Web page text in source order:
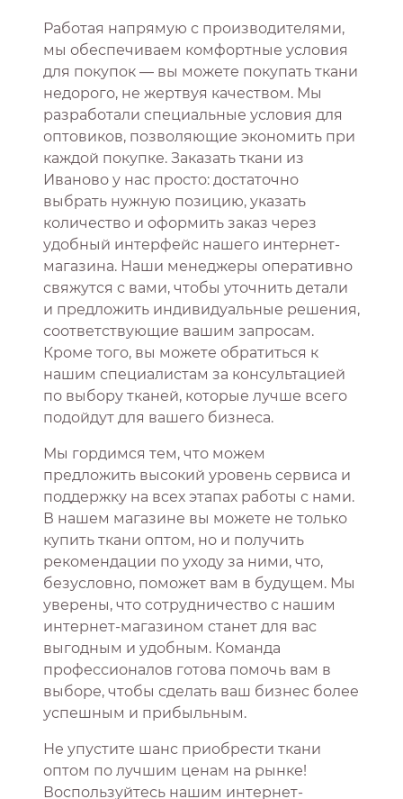
Работая напрямую с производителями,
мы обеспечиваем комфортные условия
для покупок — вы можете покупать ткани
недорого, не жертвуя качеством. Мы
разработали специальные условия для
оптовиков, позволяющие экономить при
каждой покупке. Заказать ткани из
Иваново у нас просто: достаточно
выбрать нужную позицию, указать
количество и оформить заказ через
удобный интерфейс нашего интернет-
магазина. Наши менеджеры оперативно
свяжутся с вами, чтобы уточнить детали
и предложить индивидуальные решения,
соответствующие вашим запросам.
Кроме того, вы можете обратиться к
нашим специалистам за консультацией
по выбору тканей, которые лучше всего
подойдут для вашего бизнеса.
Мы гордимся тем, что можем
предложить высокий уровень сервиса и
поддержку на всех этапах работы с нами.
В нашем магазине вы можете не только
купить ткани оптом, но и получить
рекомендации по уходу за ними, что,
безусловно, поможет вам в будущем. Мы
уверены, что сотрудничество с нашим
интернет-магазином станет для вас
выгодным и удобным. Команда
профессионалов готова помочь вам в
выборе, чтобы сделать ваш бизнес более
успешным и прибыльным.
Не упустите шанс приобрести ткани
оптом по лучшим ценам на рынке!
Воспользуйтесь нашим интернет-